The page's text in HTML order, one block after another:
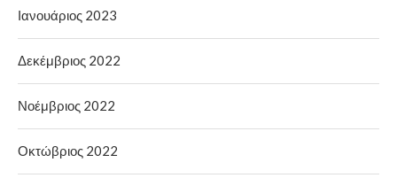
Ιανουάριος 2023
Δεκέμβριος 2022
Νοέμβριος 2022
Οκτώβριος 2022